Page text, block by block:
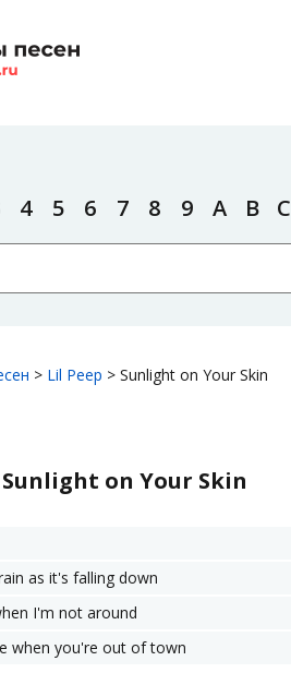
4 5 6 7 8 9 A B C
> Lil Peep > Sunlight on Your Skin
Sunlight on Your Skin
as it's falling down
I'm not around
when you're out of town